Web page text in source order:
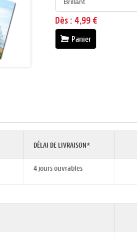
Dès : 4,99 €
Panier
DÉLAI DE LIVRAISON*
4 jours ouvrables